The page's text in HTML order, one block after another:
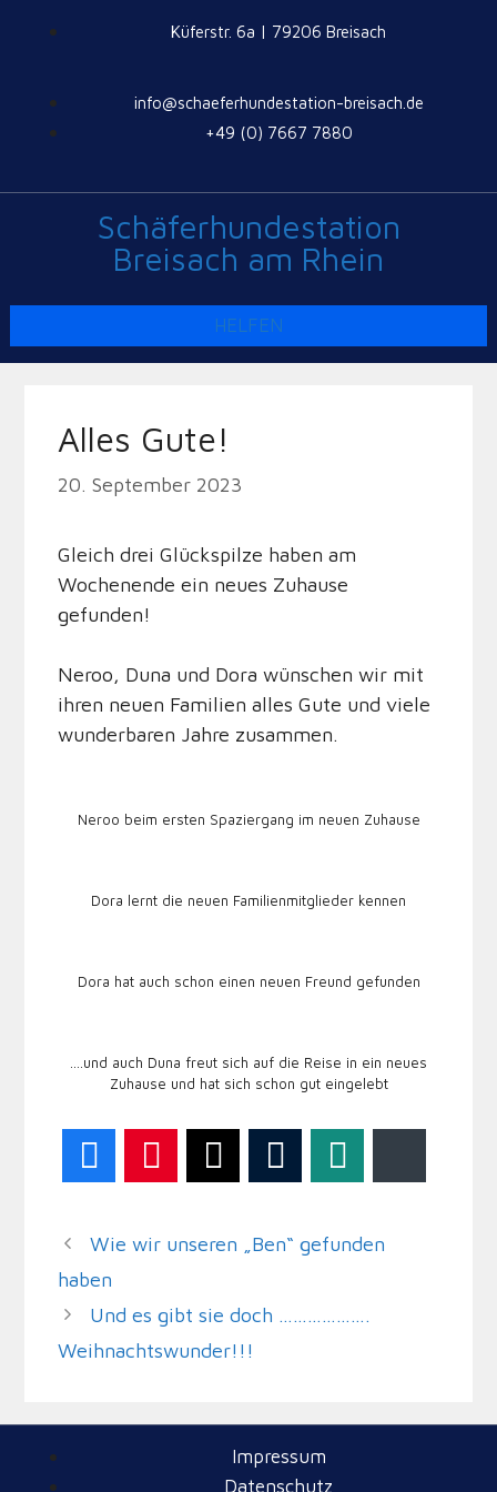
Küferstr. 6a | 79206 Breisach
info@schaeferhundestation-breisach.de
+49 (0) 7667 7880
Schäferhundestation
Breisach am Rhein
HELFEN
Alles Gute!
20. September 2023
Gleich drei Glückspilze haben am
Wochenende ein neues Zuhause
gefunden!
Neroo, Duna und Dora wünschen wir mit
ihren neuen Familien alles Gute und viele
wunderbaren Jahre zusammen.
Neroo beim ersten Spaziergang im neuen Zuhause
Dora lernt die neuen Familienmitglieder kennen
Dora hat auch schon einen neuen Freund gefunden
….und auch Duna freut sich auf die Reise in ein neues
Zuhause und hat sich schon gut eingelebt
Wie wir unseren „Ben“ gefunden
haben
Und es gibt sie doch ……………….
Weihnachtswunder!!!
Impressum
Datenschutz